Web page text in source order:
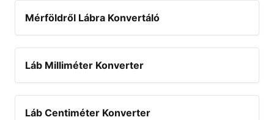
Mérföldről Lábra Konvertáló
Láb Milliméter Konverter
Láb Centiméter Konverter